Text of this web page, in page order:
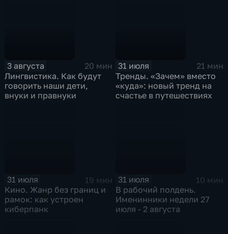
3 августа
20 мин
Лингвистика. Как будут
говорить наши дети,
внуки и правнуки
31 июля
21 мин
Тренды. «Зачем» вместо
«куда»: новый тренд на
счастье в путешествиях
31 июля
19 мин
Кино. Жанр без границ и
рамок: как устроен
киберпанк
31 июля
10 мин
В рабочий полдень.
Именинники недели 27
июля - 2 августа